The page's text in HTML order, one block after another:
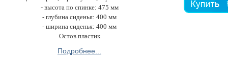
- высота по спинке: 475 мм
- глубина сиденья: 400 мм
- ширина сиденья: 400 мм
Остов пластик
Подробнее...